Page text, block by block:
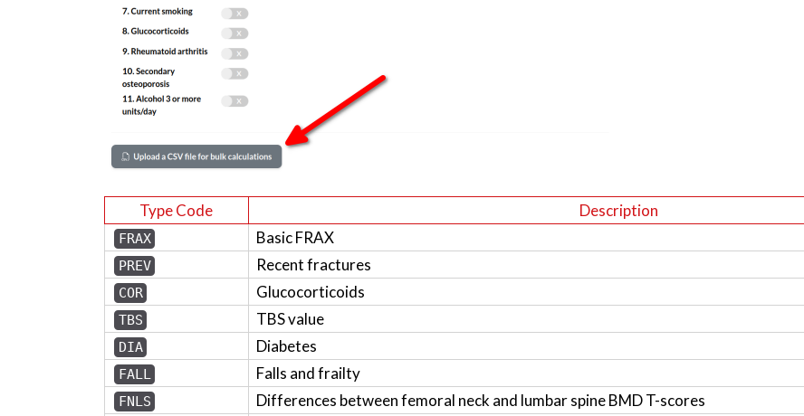
Type Code Description
FRAX Basic FRAX
PREV Recent fractures
COR Glucocorticoids
TBS TBS value
DIA Diabetes
FALL Falls and frailty
FNLS Differences between femoral neck and lumbar spine BMD T-scores